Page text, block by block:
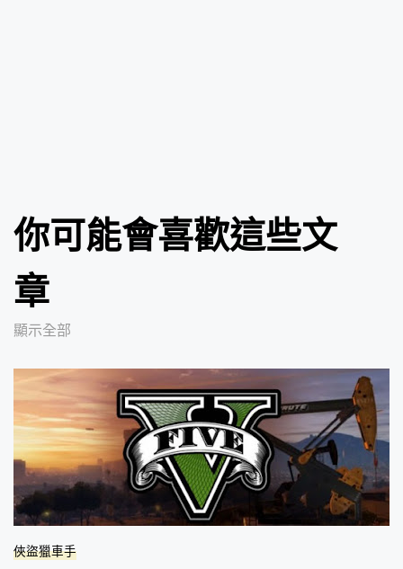
你可能會喜歡這些文
章
顯示全部
俠盜獵車手